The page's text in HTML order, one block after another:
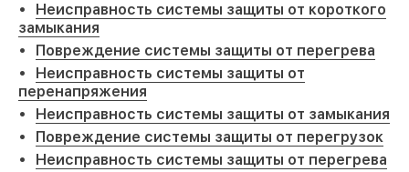
Неисправность системы защиты от короткого
замыкания
Повреждение системы защиты от перегрева
Неисправность системы защиты от
перенапряжения
Неисправность системы защиты от замыкания
Повреждение системы защиты от перегрузок
Неисправность системы защиты от перегрева